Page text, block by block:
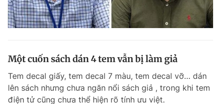
Một cuốn sách dán 4 tem vẫn bị làm giả
Tem decal giấy, tem decal 7 màu, tem decal vỡ… dán
lên sách nhưng chưa ngăn nổi sách giả , trong khi tem
điện tử cũng chưa thể hiện rõ tính ưu việt.